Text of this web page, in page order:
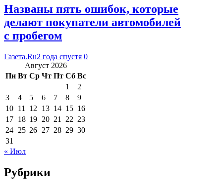
Названы пять ошибок, которые
делают покупатели автомобилей
с пробегом
Газета.Ru2 года спустя 0
Август 2026
Пн Вт Ср Чт Пт Сб Вс
1
2
3
4 5 6 7 8
9
10 11 12 13 14 15 16
17 18 19 20 21 22 23
24 25 26 27 28 29 30
31
« Июл
Рубрики